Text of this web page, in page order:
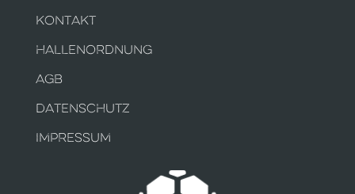
KONTAKT
HALLENORDNUNG
AGB
DATENSCHUTZ
IMPRESSUM